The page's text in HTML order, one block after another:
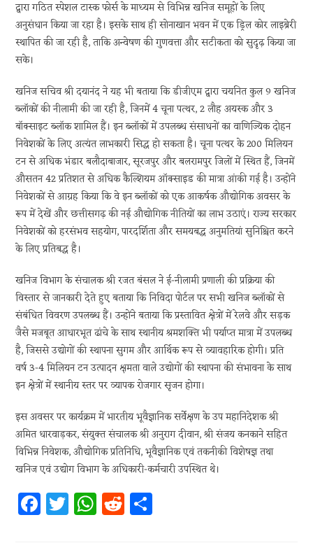
द्वारा गठित स्पेशल टास्क फोर्स के माध्यम से विभिन्न खनिज समूहों के लिए
अनुसंधान किया जा रहा है। इसके साथ ही सोनाखान भवन में एक ड्रिल कोर लाइब्रेरी
स्थापित की जा रही है, ताकि अन्वेषण की गुणवत्ता और सटीकता को सुदृढ़ किया जा
सके।
खनिज सचिव श्री दयानंद ने यह भी बताया कि डीजीएम द्वारा चयनित कुल 9 खनिज
ब्लॉकों की नीलामी की जा रही है, जिनमें 4 चूना पत्थर, 2 लौह अयस्क और 3
बॉक्साइट ब्लॉक शामिल हैं। इन ब्लॉकों में उपलब्ध संसाधनों का वाणिज्यिक दोहन
निवेशकों के लिए अत्यंत लाभकारी सिद्ध हो सकता है। चूना पत्थर के 200 मिलियन
टन से अधिक भंडार बलौदाबाजार, सूरजपुर और बलरामपुर जिलों में स्थित हैं, जिनमें
औसतन 42 प्रतिशत से अधिक कैल्शियम ऑक्साइड की मात्रा आंकी गई है। उन्होंने
निवेशकों से आग्रह किया कि वे इन ब्लॉकों को एक आकर्षक औद्योगिक अवसर के
रूप में देखें और छत्तीसगढ़ की नई औद्योगिक नीतियों का लाभ उठाएं। राज्य सरकार
निवेशकों को हरसंभव सहयोग, पारदर्शिता और समयबद्ध अनुमतियां सुनिश्चित करने
के लिए प्रतिबद्ध है।
खनिज विभाग के संचालक श्री रजत बंसल ने ई-नीलामी प्रणाली की प्रक्रिया की
विस्तार से जानकारी देते हुए बताया कि निविदा पोर्टल पर सभी खनिज ब्लॉकों से
संबंधित विवरण उपलब्ध हैं। उन्होंने बताया कि प्रस्तावित क्षेत्रों में रेलवे और सड़क
जैसे मजबूत आधारभूत ढांचे के साथ स्थानीय श्रमशक्ति भी पर्याप्त मात्रा में उपलब्ध
है, जिससे उद्योगों की स्थापना सुगम और आर्थिक रूप से व्यावहारिक होगी। प्रति
वर्ष 3-4 मिलियन टन उत्पादन क्षमता वाले उद्योगों की स्थापना की संभावना के साथ
इन क्षेत्रों में स्थानीय स्तर पर व्यापक रोजगार सृजन होगा।
इस अवसर पर कार्यक्रम में भारतीय भूवैज्ञानिक सर्वेक्षण के उप महानिदेशक श्री
अमित धारवाड़कर, संयुक्त संचालक श्री अनुराग दीवान, श्री संजय कनकाने सहित
विभिन्न निवेशक, औद्योगिक प्रतिनिधि, भूवैज्ञानिक एवं तकनीकी विशेषज्ञ तथा
खनिज एवं उद्योग विभाग के अधिकारी-कर्मचारी उपस्थित थे।
Fa
ce
T
w
W
h
R
e